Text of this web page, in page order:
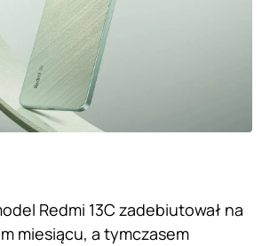
Redmi 13C zadebiutował na
miesiącu, a tymczasem